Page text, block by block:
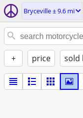
Bryceville ± 9.6 mi
+ price sold